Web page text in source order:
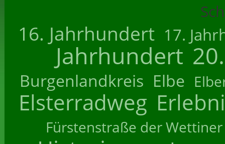
16. Jahrhundert 17.
Jahrhundert
Burgenlandkreis Elbe
Elsterradweg
Fürstenstraße der Wettiner